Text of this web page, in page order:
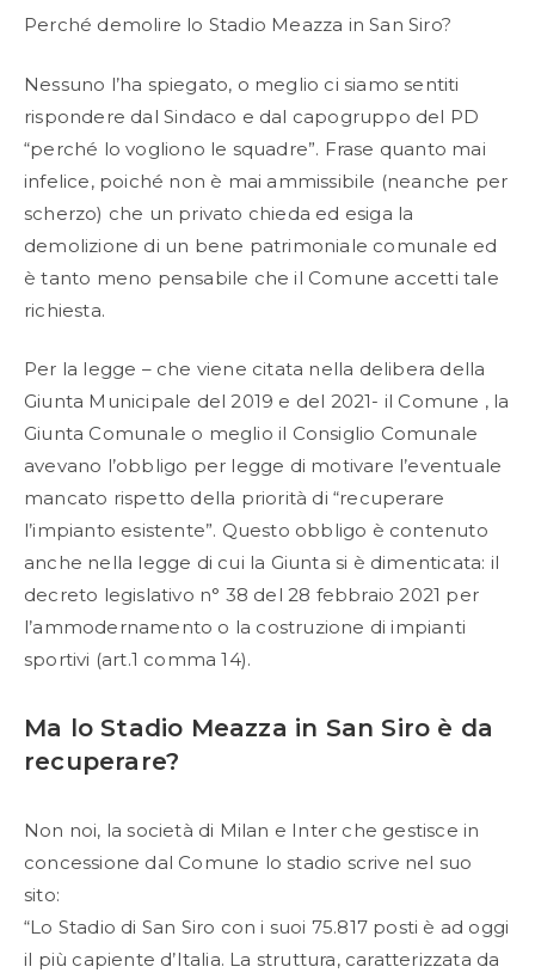
Perché demolire lo Stadio Meazza in San Siro?
Nessuno l’ha spiegato, o meglio ci siamo sentiti
rispondere dal Sindaco e dal capogruppo del PD
“perché lo vogliono le squadre”. Frase quanto mai
infelice, poiché non è mai ammissibile (neanche per
scherzo) che un privato chieda ed esiga la
demolizione di un bene patrimoniale comunale ed
è tanto meno pensabile che il Comune accetti tale
richiesta.
Per la legge – che viene citata nella delibera della
Giunta Municipale del 2019 e del 2021- il Comune , la
Giunta Comunale o meglio il Consiglio Comunale
avevano l’obbligo per legge di motivare l’eventuale
mancato rispetto della priorità di “recuperare
l’impianto esistente”. Questo obbligo è contenuto
anche nella legge di cui la Giunta si è dimenticata: il
decreto legislativo n° 38 del 28 febbraio 2021 per
l’ammodernamento o la costruzione di impianti
sportivi (art.1 comma 14).
Ma lo Stadio Meazza in San Siro è da
recuperare?
Non noi, la società di Milan e Inter che gestisce in
concessione dal Comune lo stadio scrive nel suo
sito:
“Lo Stadio di San Siro con i suoi 75.817 posti è ad oggi
il più capiente d’Italia. La struttura, caratterizzata da